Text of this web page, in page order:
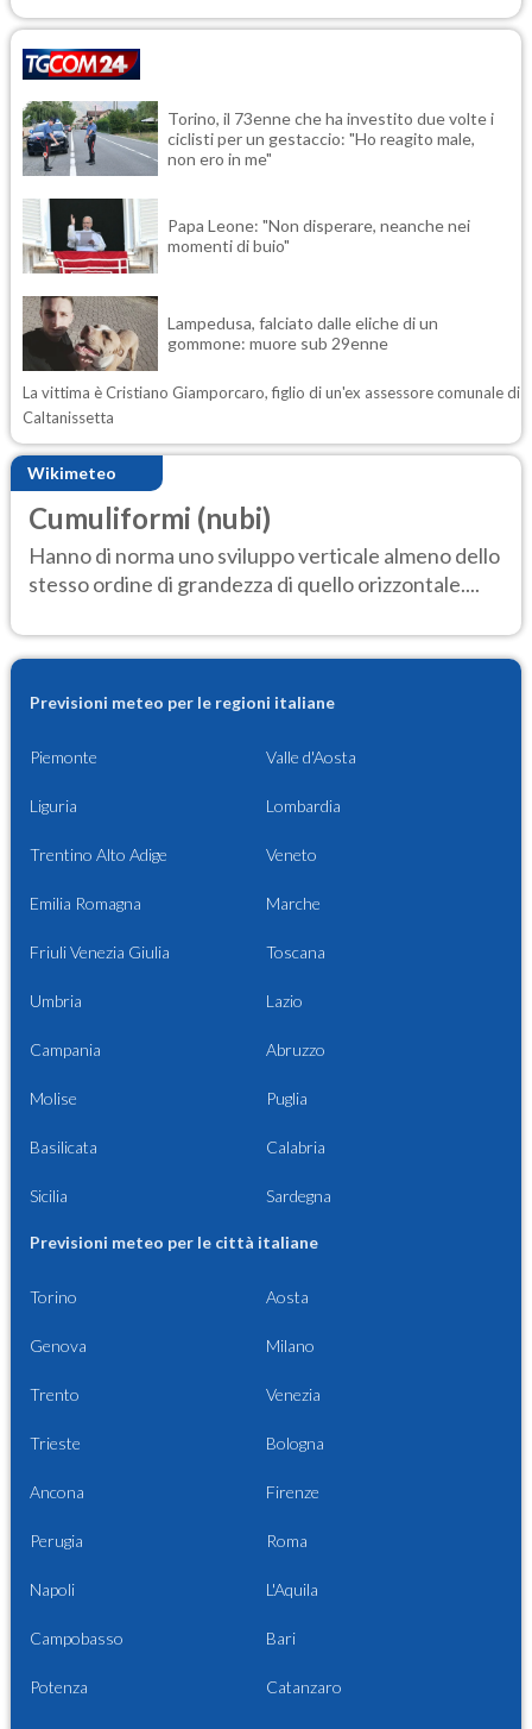
Torino, il 73enne che ha investito due volte i
ciclisti per un gestaccio: "Ho reagito male,
non ero in me"
Papa Leone: "Non disperare, neanche nei
momenti di buio"
Lampedusa, falciato dalle eliche di un
gommone: muore sub 29enne
La vittima è Cristiano Giamporcaro, figlio di un'ex assessore comunale di
Caltanissetta
Wikimeteo
Cumuliformi (nubi)
Hanno di norma uno sviluppo verticale almeno dello
stesso ordine di grandezza di quello orizzontale....
Previsioni meteo per le regioni italiane
Piemonte Valle d'Aosta
Liguria Lombardia
Trentino Alto Adige Veneto
Emilia Romagna Marche
Friuli Venezia Giulia Toscana
Umbria Lazio
Campania Abruzzo
Molise Puglia
Basilicata Calabria
Sicilia Sardegna
Previsioni meteo per le città italiane
Torino Aosta
Genova Milano
Trento Venezia
Trieste Bologna
Ancona Firenze
Perugia Roma
Napoli L'Aquila
Campobasso Bari
Potenza Catanzaro